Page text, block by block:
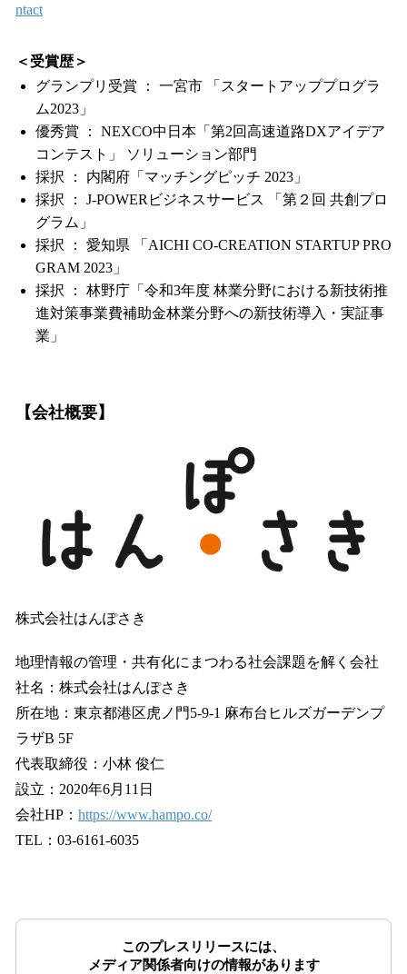
ntact
＜受賞歴＞
グランプリ受賞 ： 一宮市 「スタートアッププログラ
ム2023」
優秀賞 ： NEXCO中日本「第2回高速道路DXアイデア
コンテスト」 ソリューション部門
採択 ： 内閣府「マッチングピッチ 2023」
採択 ： J-POWERビジネスサービス 「第２回 共創プロ
グラム」
採択 ： 愛知県 「AICHI CO-CREATION STARTUP PRO
GRAM 2023」
採択 ： 林野庁「令和3年度 林業分野における新技術推
進対策事業費補助金林業分野への新技術導入・実証事
業」
【会社概要】
株式会社はんぽさき
地理情報の管理・共有化にまつわる社会課題を解く会社
社名：株式会社はんぽさき
所在地：東京都港区虎ノ門5-9-1 麻布台ヒルズガーデンプ
ラザB 5F
代表取締役：小林 俊仁
設立：2020年6月11日
会社HP： https://www.hampo.co/
TEL：03-6161-6035
このプレスリリースには、
メディア関係者向けの情報があります